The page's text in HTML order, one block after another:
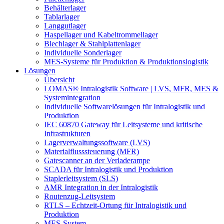
Behälterlager
Tablarlager
Langgutlager
Haspellager und Kabeltrommellager
Blechlager & Stahlplattenlager
Individuelle Sonderlager
MES-Systeme für Produktion & Produktionslogistik
Lösungen
Übersicht
LOMAS® Intralogistik Software | LVS, MFR, MES &
Systemintegration
Individuelle Softwarelösungen für Intralogistik und
Produktion
IEC 60870 Gateway für Leitsysteme und kritische
Infrastrukturen
Lagerverwaltungssoftware (LVS)
Materialflusssteuerung (MFR)
Gatescanner an der Verladerampe
SCADA für Intralogistik und Produktion
Staplerleitsystem (SLS)
AMR Integration in der Intralogistik
Routenzug-Leitsystem
RTLS – Echtzeit-Ortung für Intralogistik und
Produktion